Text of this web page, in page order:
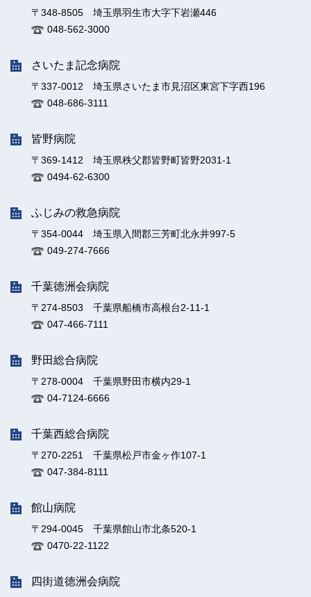
〒348-8505 埼玉県羽生市大字下岩瀬446
048-562-3000
さいたま記念病院
〒337-0012 埼玉県さいたま市見沼区東宮下字西196
048-686-3111
皆野病院
〒369-1412 埼玉県秩父郡皆野町皆野2031-1
0494-62-6300
ふじみの救急病院
〒354-0044 埼玉県入間郡三芳町北永井997-5
049-274-7666
千葉徳洲会病院
〒274-8503 千葉県船橋市高根台2-11-1
047-466-7111
野田総合病院
〒278-0004 千葉県野田市横内29-1
04-7124-6666
千葉西総合病院
〒270-2251 千葉県松戸市金ヶ作107-1
047-384-8111
館山病院
〒294-0045 千葉県館山市北条520-1
0470-22-1122
四街道徳洲会病院